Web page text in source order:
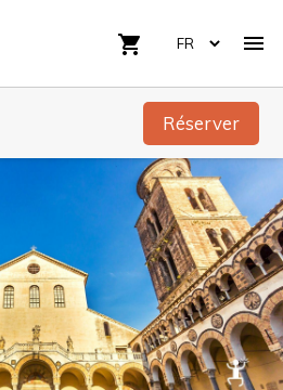

shopping_cart
Réserver